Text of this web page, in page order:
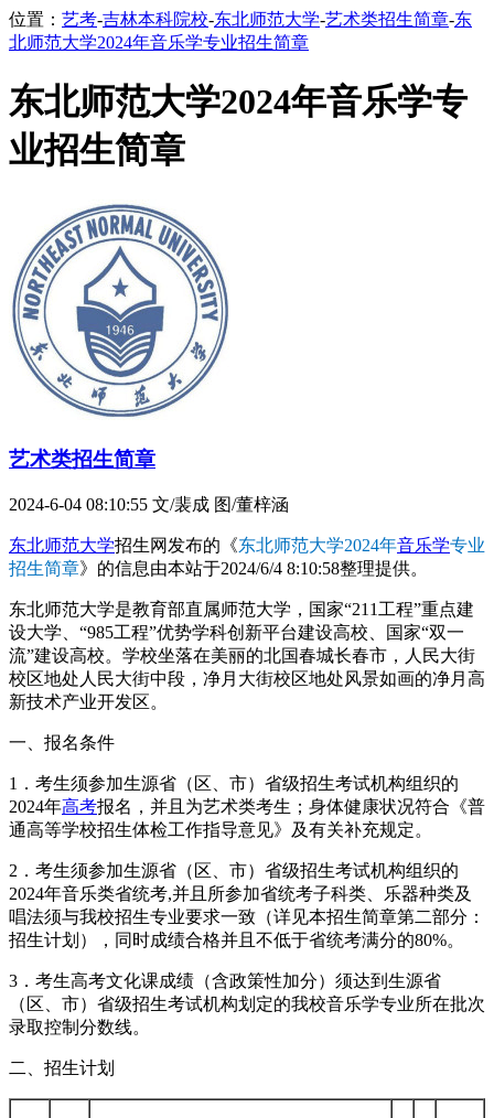
位置： 艺考-吉林本科院校-东北师范大学-艺术类招生简章-东
北师范大学2024年音乐学专业招生简章
东北师范大学2024年音乐学专
业招生简章
艺术类招生简章
2024-6-04 08:10:55 文/裴成 图/董梓涵
东北师范大学招生网发布的《东北师范大学2024年音乐学专业
招生简章》的信息由本站于2024/6/4 8:10:58整理提供。
东北师范大学是教育部直属师范大学，国家“211工程”重点建
设大学、“985工程”优势学科创新平台建设高校、国家“双一
流”建设高校。学校坐落在美丽的北国春城长春市，人民大街
校区地处人民大街中段，净月大街校区地处风景如画的净月高
新技术产业开发区。
一、报名条件
1．考生须参加生源省（区、市）省级招生考试机构组织的
2024年高考报名，并且为艺术类考生；身体健康状况符合《普
通高等学校招生体检工作指导意见》及有关补充规定。
2．考生须参加生源省（区、市）省级招生考试机构组织的
2024年音乐类省统考,并且所参加省统考子科类、乐器种类及
唱法须与我校招生专业要求一致（详见本招生简章第二部分：
招生计划），同时成绩合格并且不低于省统考满分的80%。
3．考生高考文化课成绩（含政策性加分）须达到生源省
（区、市）省级招生考试机构划定的我校音乐学专业所在批次
录取控制分数线。
二、招生计划